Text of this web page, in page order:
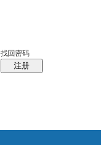
找回密码
注册